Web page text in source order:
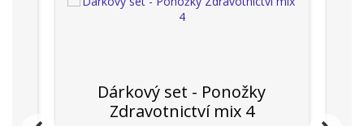
Dárkový set - Ponožky
Zdravotnictví mix 4